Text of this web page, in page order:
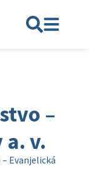
–
v.
Evanjelická